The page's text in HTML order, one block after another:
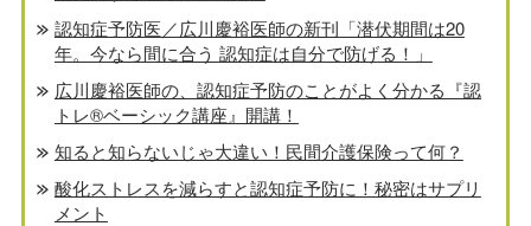
認知症予防医／広川慶裕医師の新刊「潜伏期間は20
年。今なら間に合う 認知症は自分で防げる！」
広川慶裕医師の、認知症予防のことがよく分かる『認
トレ®️ベーシック講座』開講！
知ると知らないじゃ大違い！民間介護保険って何？
酸化ストレスを減らすと認知症予防に！秘密はサプリ
メント